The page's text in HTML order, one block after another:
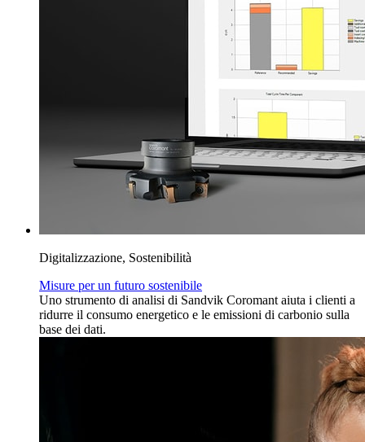
Digitalizzazione, Sostenibilità
Misure per un futuro sostenibile
Uno strumento di analisi di Sandvik Coromant aiuta i clienti a
ridurre il consumo energetico e le emissioni di carbonio sulla
base dei dati.